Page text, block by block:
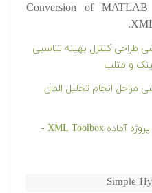
Conversion of
طراحی کنترل بهینه تناسبی
و متلب
مراحل انجام تحلیل المان
دانلود رایگان کد و پروژه آماده XML Toolbox -
Simple